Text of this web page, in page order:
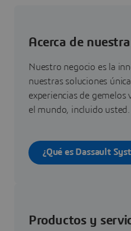
Acerca de
Nuestro negocio es la
nuestras soluciones
experiencias de gemelos
el mundo, incluido usted.
¿Qué es Dassault
Productos y